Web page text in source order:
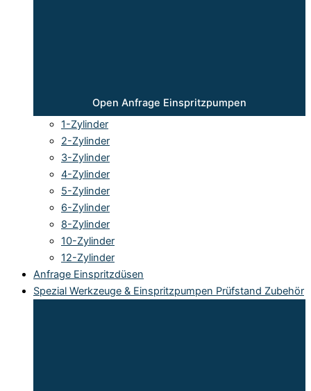
Open Anfrage Einspritzpumpen
1-Zylinder
2-Zylinder
3-Zylinder
4-Zylinder
5-Zylinder
6-Zylinder
8-Zylinder
10-Zylinder
12-Zylinder
Anfrage Einspritzdüsen
Spezial Werkzeuge & Einspritzpumpen Prüfstand Zubehör